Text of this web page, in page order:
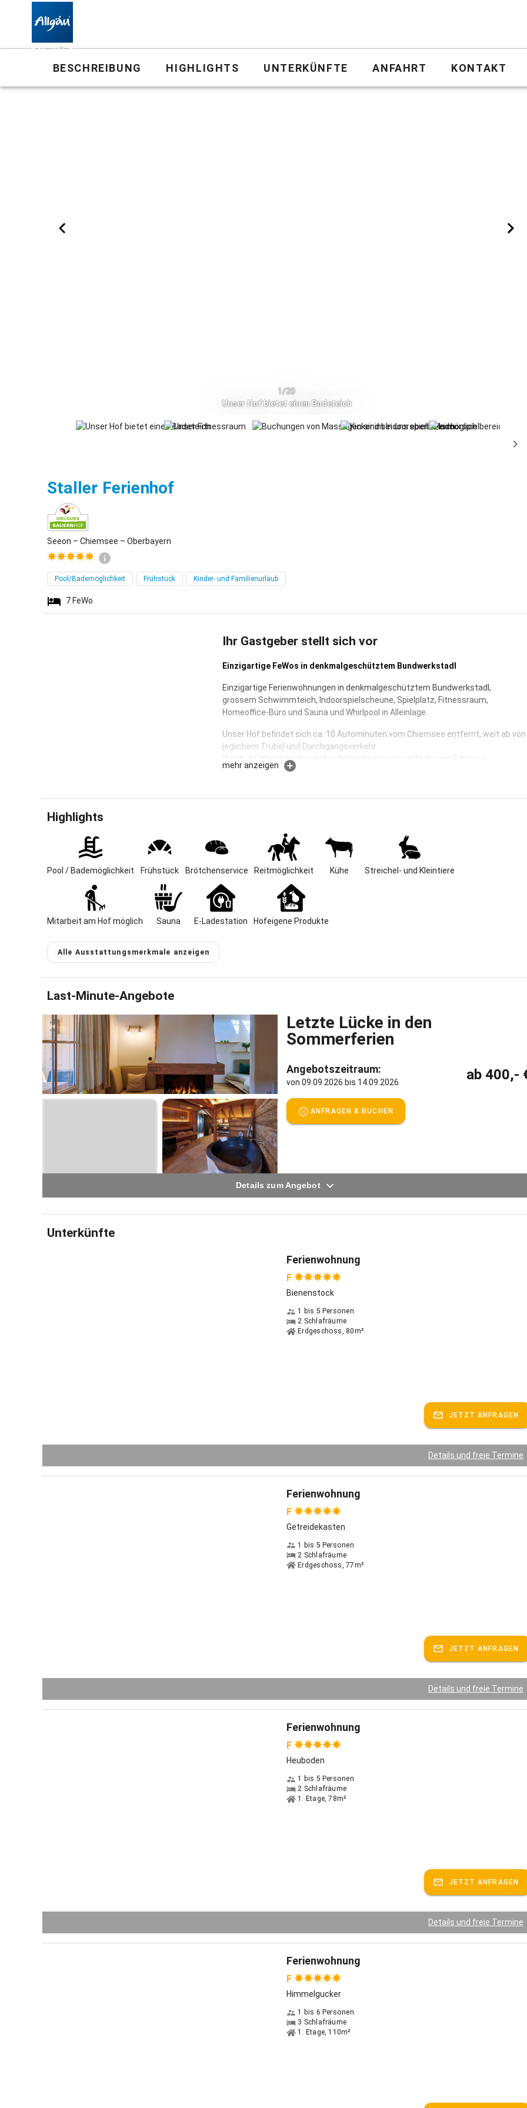
BESCHREIBUNG HIGHLIGHTS UNTERKÜNFTE ANFAHRT KONTAKT
1/20
Unser Hof bietet einen Badeteich
Staller FerienhofSeeon
Seeon – Chiemsee – Oberbayern
Pool/Bademöglichkeit Frühstück Kinder- und Familienurlaub
7 FeWo
Ihr Gastgeber stellt sich vor
Einzigartige FeWos in denkmalgeschütztem Bundwerkstadl
Einzigartige Ferienwohnungen in denkmalgeschütztem Bundwerkstadl,
grossem Schwimmteich, Indoorspielscheune, Spielplatz, Fitnessraum,
Homeoffice-Büro und Sauna und Whirlpool in Alleinlage.
Unser Hof befindet sich ca. 10 Autominuten vom Chiemsee entfernt, weit ab von
jeglichem Trubel und Durchgangsverkehr.
Durch die Alleinlage des Hofes findet Ihr bei uns viel Ruhe und Erholung.
Eure Kinder können sich auf unserem großen Spielplatz mit Schaukel, Rutsche,
Unser großzügiger Badeteich mit Sprungbrett, Kleinkinderbecken und einem
Holzdeck lädt zum schwimmen, plantschen und anschließendem Sonnenbad
herzlich ein.
Am Abend bietet unser Lagerfeuerplatz direkt neben dem Teich einen Ort zum
gemütlichen Zusammensitzen und gemeinsamen Grillen.
Auf dem Staller Ferienhof sind Ponys, Ziegen, Schafe, Hasen, Katzen, Hühner
und Kühe zu Hause, die gestreichelt und gefüttert werden wollen.
Unsere Masseurin Edith verwöhnt Euch darüber hinaus gerne mit einer
Massage.
Wir freuen uns auf Euch!
Gastgeber spricht: Deutsch, Englisch
mehr anzeigen
Highlights
Pool / Bademöglichkeit Frühstück Brötchenservice Reitmöglichkeit Kühe Streichel- und Kleintiere
Mitarbeit am Hof möglich Sauna E-Ladestation Hofeigene Produkte
Alle Ausstattungsmerkmale anzeigen
Last-Minute-Angebote
Letzte Lücke in den
Sommerferien
Angebotszeitraum:
von 09.09.2026 bis 14.09.2026 ab 400,-
ANFRAGEN & BUCHEN
Details zum Angebot
Unterkünfte
Ferienwohnung
F
Bienenstock
1 bis 5 Personen
2 Schlafräume
Erdgeschoss, 80m²
JETZT ANFRAGEN
Details und freie Termine
Ferienwohnung
F
Getreidekasten
1 bis 5 Personen
2 Schlafräume
Erdgeschoss, 77m²
JETZT ANFRAGEN
Details und freie Termine
Ferienwohnung
F
Heuboden
1 bis 5 Personen
2 Schlafräume
1. Etage, 78m²
JETZT ANFRAGEN
Details und freie Termine
Ferienwohnung
F
Himmelgucker
1 bis 6 Personen
3 Schlafräume
1. Etage, 110m²